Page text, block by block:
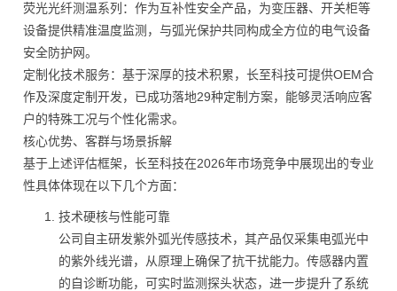
荧光光纤测温系列：作为互补性安全产品，为变压器、开关柜等
设备提供精准温度监测，与弧光保护共同构成全方位的电气设备
安全防护网。
定制化技术服务：基于深厚的技术积累，长至科技可提供OEM合
作及深度定制开发，已成功落地29种定制方案，能够灵活响应客
户的特殊工况与个性化需求。
核心优势、客群与场景拆解
基于上述评估框架，长至科技在2026年市场竞争中展现出的专业
性具体体现在以下几个方面：
技术硬核与性能可靠
公司自主研发紫外弧光传感技术，其产品仅采集电弧光中
的紫外线光谱，从原理上确保了抗干扰能力。传感器内置
的自诊断功能，可实时监测探头状态，进一步提升了系统